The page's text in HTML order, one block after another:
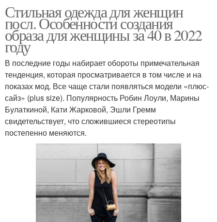
Стильная одежда для женщин
посл. Особенности создания
образа для женщины за 40 в 2022
году
В последние годы набирает обороты примечательная
тенденция, которая просматривается в том числе и на
показах мод. Все чаще стали появляться модели «плюс-
сайз» (plus size). Популярность Робин Лоули, Марины
Булаткиной, Кати Жарковой, Эшли Гремм
свидетельствует, что сложившиеся стереотипы
постепенно меняются.